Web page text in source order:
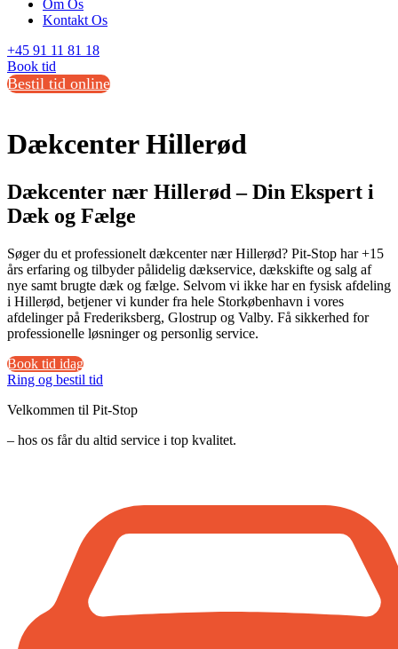
Om Os
Kontakt Os
+45 91 11 81 18
Book tid
Bestil tid online
Dækcenter Hillerød
Dækcenter nær Hillerød – Din Ekspert i
Dæk og Fælge
Søger du et professionelt dækcenter nær Hillerød? Pit-Stop har +15
års erfaring og tilbyder pålidelig dækservice, dækskifte og salg af
nye samt brugte dæk og fælge. Selvom vi ikke har en fysisk afdeling
i Hillerød, betjener vi kunder fra hele Storkøbenhavn i vores
afdelinger på Frederiksberg, Glostrup og Valby. Få sikkerhed for
professionelle løsninger og personlig service.
Book tid idag
Ring og bestil tid
Velkommen til Pit-Stop
– hos os får du altid service i top kvalitet.